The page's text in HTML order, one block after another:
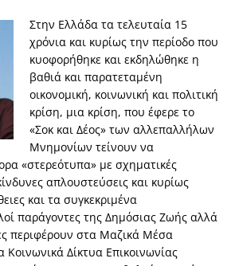
Στην Ελλάδα τα τελευταία 15
χρόνια και κυρίως την περίοδο που
κυοφορήθηκε και εκδηλώθηκε η
βαθιά και παρατεταμένη
οικονομική, κοινωνική και πολιτική
κρίση, μια κρίση, που έφερε το
«Σοκ και Δέος» των αλλεπαλλήλων
Μνημονίων τείνουν να
«στερεότυπα» με σχηματικές
απλουστεύσεις και κυρίως
και τα συγκεκριμένα
παράγοντες της Δημόσιας Ζωής αλλά
περιφέρουν στα Μαζικά Μέσα
Δίκτυα Επικοινωνίας